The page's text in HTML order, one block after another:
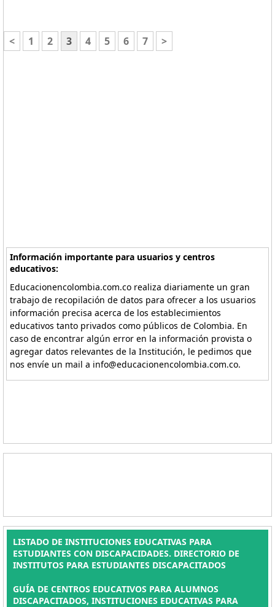
< 1 2 3 4 5 6 7 >
Información importante para usuarios y centros
educativos:
Educacionencolombia.com.co realiza diariamente un gran
trabajo de recopilación de datos para ofrecer a los usuarios
información precisa acerca de los establecimientos
educativos tanto privados como públicos de Colombia. En
caso de encontrar algún error en la información provista o
agregar datos relevantes de la Institución, le pedimos que
nos envíe un mail a info@educacionencolombia.com.co.
LISTADO DE INSTITUCIONES EDUCATIVAS PARA
ESTUDIANTES CON DISCAPACIDADES. DIRECTORIO DE
INSTITUTOS PARA ESTUDIANTES DISCAPACITADOS
GUÍA DE CENTROS EDUCATIVOS PARA ALUMNOS
DISCAPACITADOS, INSTITUCIONES EDUCATIVAS PARA